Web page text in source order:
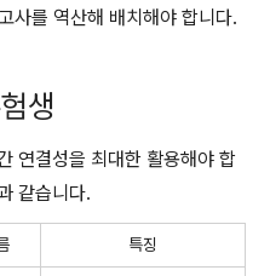
를 역산해 배치해야 합니다.
생
연결성을 최대한 활용해야 합
같습니다.
특징